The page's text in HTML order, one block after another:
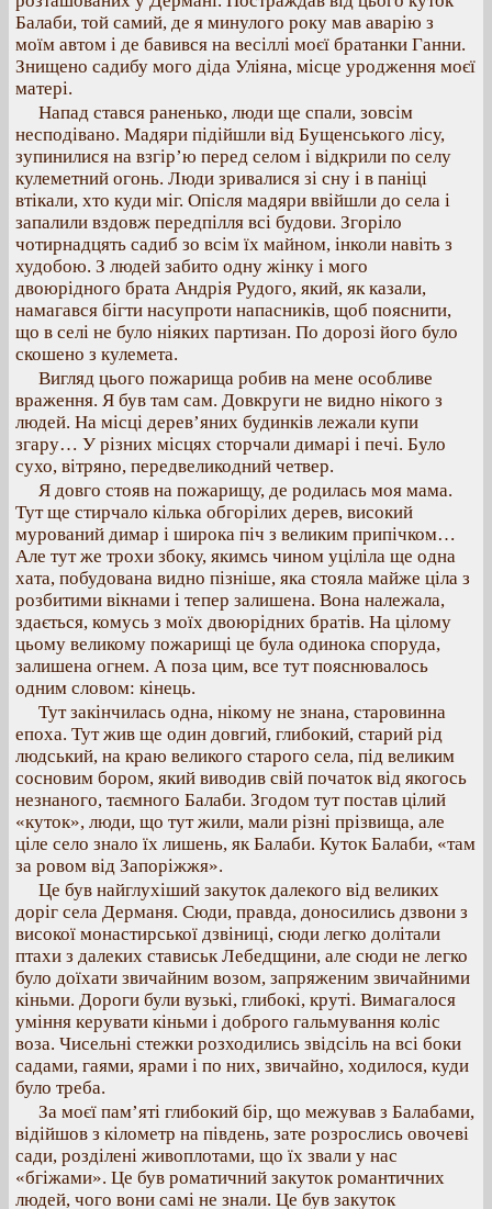
Балаби, той самий, де я минулого року мав аварію з
моїм автом і де бавився на весіллі моєї братанки Ганни.
Знищено садибу мого діда Уліяна, місце уродження моєї
матері.
Напад стався раненько, люди ще спали, зовсім
несподівано. Мадяри підійшли від Бущенського лісу,
зупинилися на взгір’ю перед селом і відкрили по селу
кулеметний огонь. Люди зривалися зі сну і в паніці
втікали, хто куди міг. Опісля мадяри ввійшли до села і
запалили вздовж передпілля всі будови. Згоріло
чотирнадцять садиб зо всім їх майном, інколи навіть з
худобою. З людей забито одну жінку і мого
двоюрідного брата Андрія Рудого, який, як казали,
намагався бігти насупроти напасників, щоб пояснити,
що в селі не було ніяких партизан. По дорозі його було
скошено з кулемета.
Вигляд цього пожарища робив на мене особливе
враження. Я був там сам. Довкруги не видно нікого з
людей. На місці дерев’яних будинків лежали купи
згару… У різних місцях сторчали димарі і печі. Було
сухо, вітряно, передвеликодний четвер.
Я довго стояв на пожарищу, де родилась моя мама.
Тут ще стирчало кілька обгорілих дерев, високий
мурований димар і широка піч з великим припічком…
Але тут же трохи збоку, якимсь чином уціліла ще одна
хата, побудована видно пізніше, яка стояла майже ціла з
розбитими вікнами і тепер залишена. Вона належала,
здається, комусь з моїх двоюрідних братів. На цілому
цьому великому пожарищі це була одинока споруда,
залишена огнем. А поза цим, все тут пояснювалось
одним словом: кінець.
Тут закінчилась одна, нікому не знана, старовинна
епоха. Тут жив ще один довгий, глибокий, старий рід
людський, на краю великого старого села, під великим
сосновим бором, який виводив свій початок від якогось
незнаного, таємного Балаби. Згодом тут постав цілий
«куток», люди, що тут жили, мали різні прізвища, але
ціле село знало їх лишень, як Балаби. Куток Балаби, «там
за ровом від Запоріжжя».
Це був найглухіший закуток далекого від великих
доріг села Дерманя. Сюди, правда, доносились дзвони з
високої монастирської дзвіниці, сюди легко долітали
птахи з далеких стависьк Лебедщини, але сюди не легко
було доїхати звичайним возом, запряженим звичайними
кіньми. Дороги були вузькі, глибокі, круті. Вимагалося
уміння керувати кіньми і доброго гальмування коліс
воза. Чисельні стежки розходились звідсіль на всі боки
садами, гаями, ярами і по них, звичайно, ходилося, куди
було треба.
За моєї пам’яті глибокий бір, що межував з Балабами,
відійшов з кілометр на південь, зате розрослись овочеві
сади, розділені живоплотами, що їх звали у нас
«бгіжами». Це був роматичний закуток романтичних
людей, чого вони самі не знали. Це був закуток